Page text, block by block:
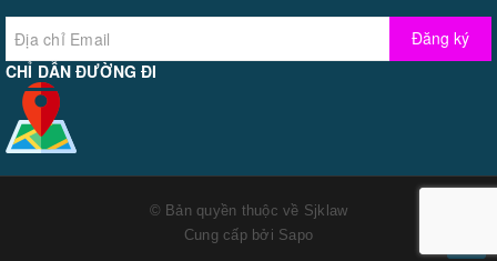
Đăng ký
CHỈ DẪN ĐƯỜNG ĐI
© Bản quyền thuộc về Sjklaw
Cung cấp bởi Sapo